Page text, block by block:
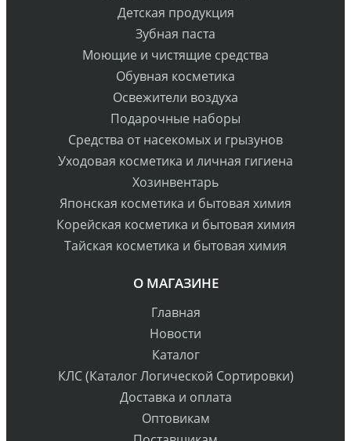
Детская продукция
Зубная паста
Моющие и чистящие средства
Обувная косметика
Освежители воздуха
Подарочные наборы
Средства от насекомых и грызунов
Уходовая косметика и личная гигиена
Хозинвентарь
Японская косметика и бытовая химия
Корейская косметика и бытовая химия
Тайская косметика и бытовая химия
О МАГАЗИНЕ
Главная
Новости
Каталог
КЛС (Каталог Логической Сортировки)
Доставка и оплата
Оптовикам